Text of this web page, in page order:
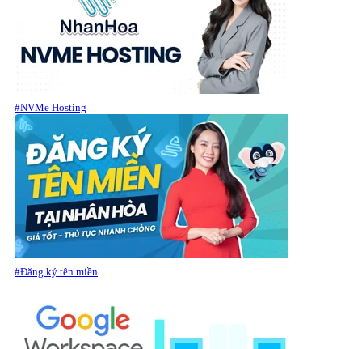
#NVMe Hosting
#Đăng ký tên miền